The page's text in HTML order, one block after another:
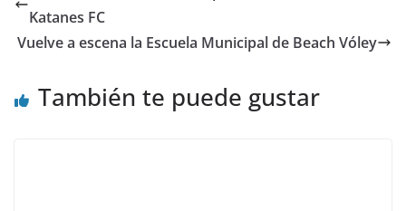
Katanes FC
Vuelve a escena la Escuela Municipal de Beach Vóley
También te puede gustar